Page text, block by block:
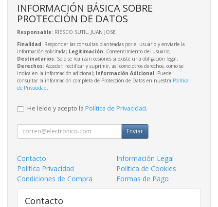
INFORMACIÓN BÁSICA SOBRE
PROTECCIÓN DE DATOS
Responsable: RIESCO SUTIL, JUAN JOSE
Finalidad: Responder las consultas planteadas por el usuario y enviarle la
información solicitada; Legitimación: Consentimiento del usuario;
Destinatarios: Solo se realizan cesiones si existe una obligación legal;
Derechos: Acceder, rectificar y suprimir, así como otros derechos, como se
indica en la información adicional; Información Adicional: Puede
consultar la información completa de Protección de Datos en nuestra Política
de Privacidad
He leído y acepto la Política de Privacidad.
Enviar
Contacto
Información Legal
Política Privacidad
Política de Cookies
Condiciones de Compra
Formas de Pago
Contacto